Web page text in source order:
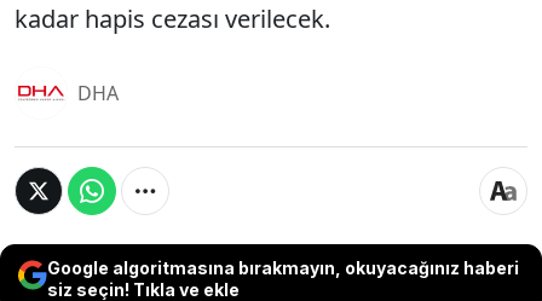
kadar hapis cezası verilecek.
DHA
Google algoritmasına bırakmayın, okuyacağınız haberi
siz seçin! Tıkla ve ekle